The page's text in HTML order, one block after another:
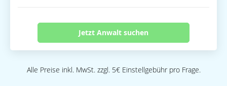
Jetzt Anwalt suchen
Alle Preise inkl. MwSt. zzgl. 5€ Einstellgebühr pro Frage.